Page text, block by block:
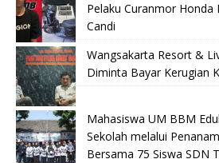
Pelaku Curanmor Honda
Candi
Wangsakarta Resort &
Diminta Bayar Kerugian
Mahasiswa UM BBM
Sekolah melalui
Bersama 75 Siswa SDN